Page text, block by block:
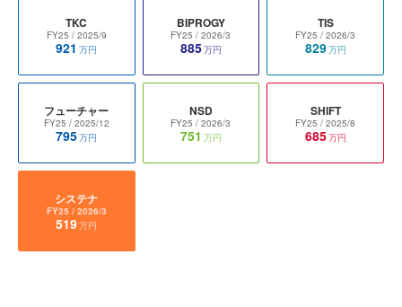
TKC
FY25 / 2025/9
921 万円
BIPROGY
FY25 / 2026/3
885万円
TIS
FY25 / 2026/3
829万円
フューチャー
FY25 / 2025/12
795万円
NSD
FY25 / 2026/3
751 万円
SHIFT
FY25 / 2025/8
685万円
システナ
FY25 / 2026/3
519万円